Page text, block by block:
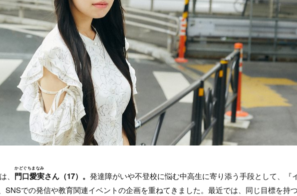
、 門口愛実
かどぐちまなみ
さん（17）。 発達障がいや不登校に悩む中高生に寄り添う手段として、『
SNSでの発信や教育関連イベントの企画を重ねてきました。最近では、同じ目標を持